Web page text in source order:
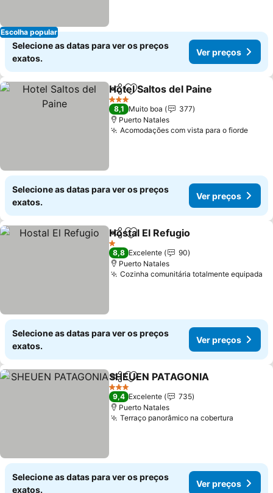
Escolha popular
Selecione as datas para ver os preços
exatos.
Ver preços
PartilharAdicionar aos favoritos
Hotel Saltos del Paine
3 Estrelas
8,1 Muito boa
377
Puerto Natales
Acomodações com vista para o fiorde
Selecione as datas para ver os preços
exatos.
Ver preços
PartilharAdicionar aos favoritos
Hostal El Refugio
1 Estrelas
8,8 Excelente
90
Puerto Natales
Cozinha comunitária totalmente equipada
Selecione as datas para ver os preços
exatos.
Ver preços
PartilharAdicionar aos favoritos
SHEUEN PATAGONIA
3 Estrelas
9,4 Excelente
735
Puerto Natales
Terraço panorâmico na cobertura
Selecione as datas para ver os preços
exatos.
Ver preços